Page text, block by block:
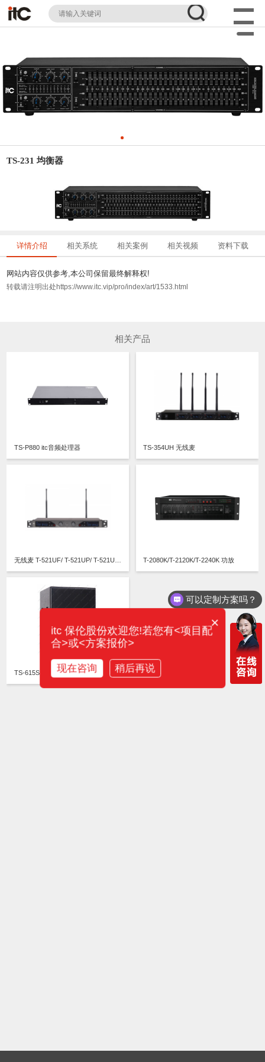
TS-231 均衡器
详情介绍 相关系统 相关案例 相关视频 资料下载
网站内容仅供参考,本公司保留最终解释权!
转载请注明出处https://www.itc.vip/pro/index/art/1533.html
相关产品
TS-P880 itc音频处理器 TS-354UH 无线麦
无线麦 T-521UF/ T-521UP/ T-521UR/ T-521UX/ T-521UY/T-521UE T-2080K/T-2120K/T-2240K 功放
TS-615S itc音箱
可以定制方案吗？
×
itc 保伦股份欢迎您!若您有<项目配
合>或<方案报价>
现在咨询 稍后再说